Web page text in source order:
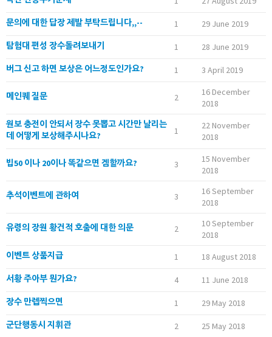
문의에 대한 답장 제발 부탁드립니다,,--
1
29 June 2019
탐험대 편성 장수돌려보내기
1
28 June 2019
버그 신고 하면 보상은 어느정도인가요?
1 3 April 2019
메인퀘 질문 2
16 December
2018
원보 충전이 안되서 장수 못뽑고 시간만 날리는
데 어떻게 보상해주시나요?
1
22 November
2018
빕50 이나 20이나 똑같으면 겜할까요? 3
15 November
2018
추석이벤트에 관하여 3
16 September
2018
유령의 장원 황건적 호출에 대한 의문 2
10 September
2018
이벤트 상품지급
1
18 August 2018
서황 주아부 뭔가요?
4
11 June 2018
장수 만렙찍으면
1
29 May 2018
군단행동시 지휘관
2
25 May 2018